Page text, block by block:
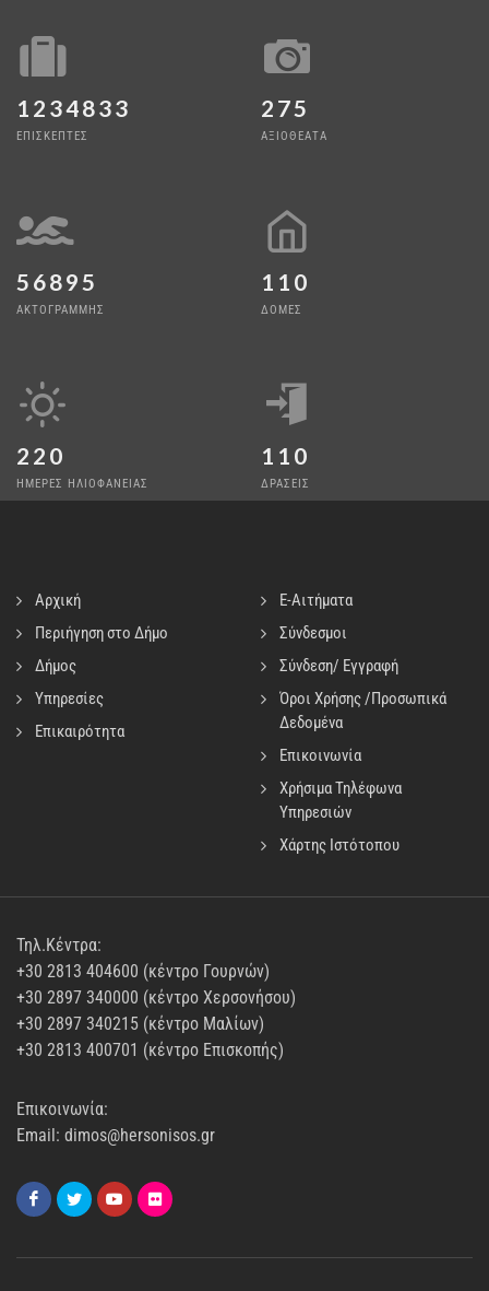
1234833
ΕΠΙΣΚΕΠΤΕΣ
275
ΑΞΙΟΘΕΑΤΑ
56895
ΑΚΤΟΓΡΑΜΜΗΣ
110
ΔΟΜΕΣ
220
ΗΜΕΡΕΣ ΗΛΙΟΦΑΝΕΙΑΣ
110
ΔΡΑΣΕΙΣ
Αρχική
Περιήγηση στο Δήμο
Δήμος
Υπηρεσίες
Επικαιρότητα
E-Αιτήματα
Σύνδεσμοι
Σύνδεση/ Εγγραφή
Όροι Χρήσης /Προσωπικά
Δεδομένα
Επικοινωνία
Χρήσιμα Τηλέφωνα
Υπηρεσιών
Χάρτης Ιστότοπου
Τηλ.Κέντρα:
+30 2813 404600 (κέντρο Γουρνών)
+30 2897 340000 (κέντρο Χερσονήσου)
+30 2897 340215 (κέντρο Μαλίων)
+30 2813 400701 (κέντρο Επισκοπής)
Επικοινωνία:
Email: dimos@hersonisos.gr